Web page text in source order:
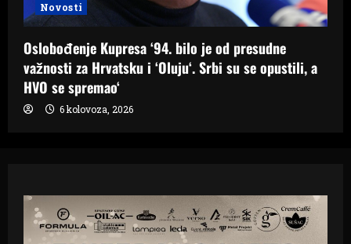
Novosti
Oslobođenje Kupresa ‘94. bilo je od presudne
važnosti za Hrvatsku i ‘Oluju‘. Srbi su se opustili, a
HVO se spremao‘
6 kolovoza, 2026